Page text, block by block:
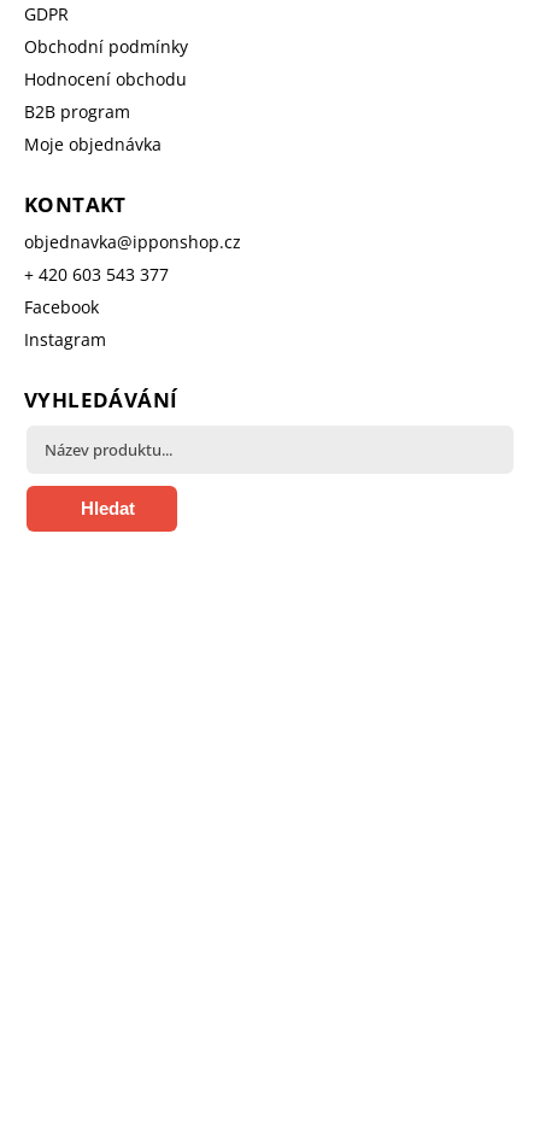
GDPR
Obchodní podmínky
Hodnocení obchodu
B2B program
Moje objednávka
KONTAKT
objednavka@ipponshop.cz
+ 420 603 543 377
Facebook
Instagram
VYHLEDÁVÁNÍ
Hledat